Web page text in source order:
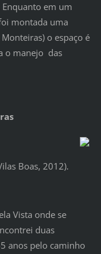
em um
montada uma
o espaço é
o manejo das
Boas, 2012).
Vista onde se
duas
anos pelo caminho